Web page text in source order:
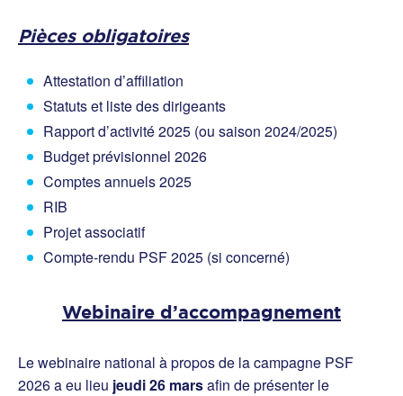
Pièces obligatoires
Attestation d’affiliation
Statuts et liste des dirigeants
Rapport d’activité 2025 (ou saison 2024/2025)
Budget prévisionnel 2026
Comptes annuels 2025
RIB
Projet associatif
Compte-rendu PSF 2025 (si concerné)
Webinaire d’accompagnement
Lewebinaire national à propos de la campagne PSF
2026 a eu lieu jeudi 26 marsafin de présenter le